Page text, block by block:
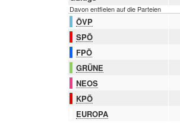
Davon entfielen auf die Parteien
ÖVP
SPÖ
FPÖ
GRÜNE
NEOS
KPÖ
EUROPA